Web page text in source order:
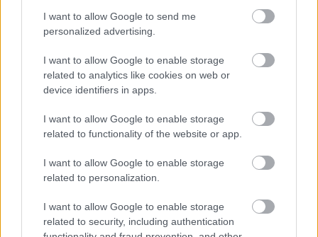
I want to allow Google to send me
personalized advertising.
I want to allow Google to enable storage
related to analytics like cookies on web or
device identifiers in apps.
I want to allow Google to enable storage
related to functionality of the website or app.
I want to allow Google to enable storage
related to personalization.
I want to allow Google to enable storage
related to security, including authentication
Címkék: csináld magad nyomtatók
Ajánlott bejegyzések:
A zéró gravitáció kedvez a
bionyomtatásnak